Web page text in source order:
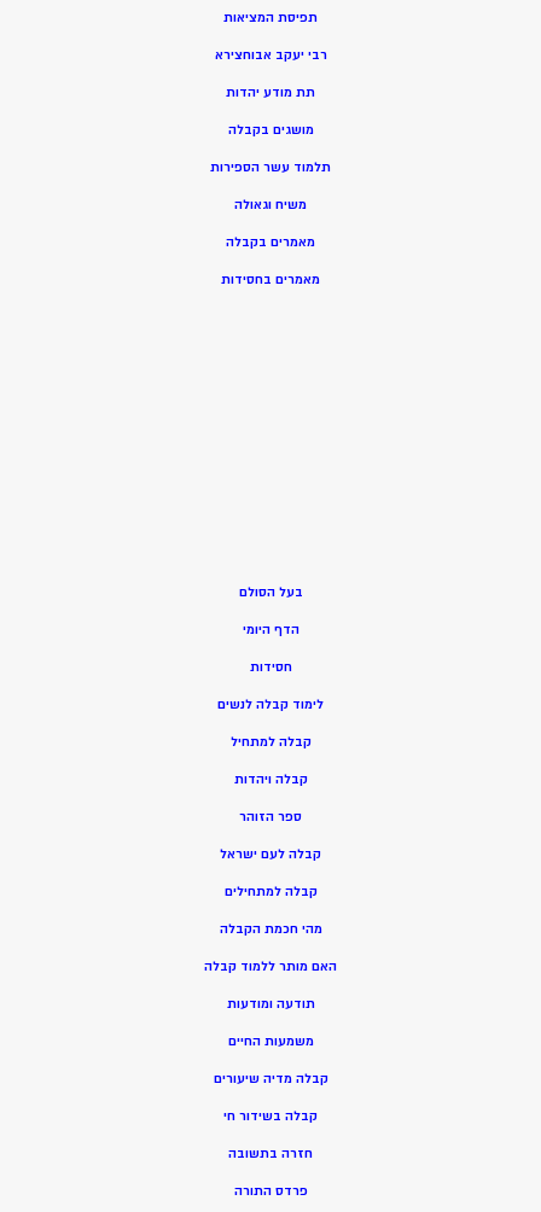
תפיסת המציאות
רבי יעקב אבוחצירא
תת מודע יהדות
מושגים בקבלה
תלמוד עשר הספירות
משיח וגאולה
מאמרים בקבלה
מאמרים בחסידות
בעל הסולם
הדף היומי
חסידות
לימוד קבלה לנשים
קבלה למתחיל
קבלה ויהדות
ספר הזוהר
קבלה לעם ישראל
קבלה למתחילים
מהי חכמת הקבלה
האם מותר ללמוד קבלה
תודעה ומודעות
משמעות החיים
קבלה מדיה שיעורים
קבלה בשידור חי
חזרה בתשובה
פרדס התורה